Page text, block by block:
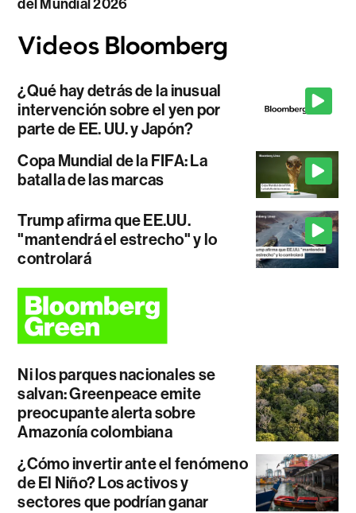
del Mundial 2026
¿Qué hay detrás de la inusual
intervención sobre el yen por
parte de EE. UU. y Japón?
Copa Mundial de la FIFA: La
batalla de las marcas
Trump afirma que EE.UU.
"mantendrá el estrecho" y lo
controlará
Ni los parques nacionales se
salvan: Greenpeace emite
preocupante alerta sobre
Amazonía colombiana
¿Cómo invertir ante el fenómeno
de El Niño? Los activos y
sectores que podrían ganar